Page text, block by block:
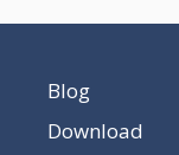
Blog
Download